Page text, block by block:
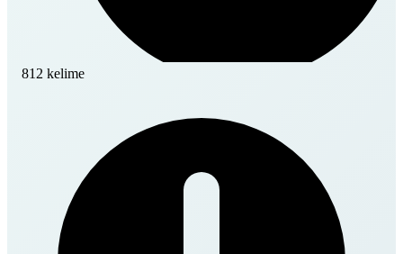
812 kelime